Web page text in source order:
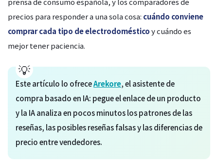
precios para responder a una sola cosa: cuándo conviene
comprar cada tipo de electrodomésticoy cuándo es
mejor tener paciencia.
Este artículo lo ofreceArekore, el asistente de
compra basado en IA: pegue el enlace de un producto
y la IA analiza en pocos minutos los patrones de las
reseñas, las posibles reseñas falsas y las diferencias de
precio entre vendedores.